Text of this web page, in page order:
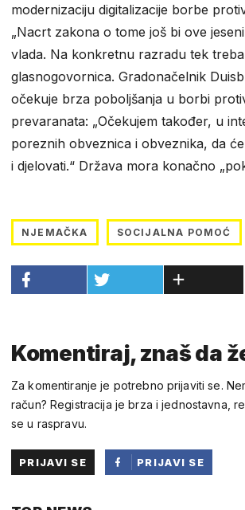
modernizaciju digitalizacije borbe
„Nacrt zakona o tome još bi ove
vlada. Na konkretnu razradu tek
glasnogovornica. Gradonačelnik
očekuje brza poboljšanja u borbi
prevaranata: „Očekujem također, u
poreznih obveznica i obveznika, da
i djelovati.“ Država mora konačno
NJEMAČKA SOCIJALNA POMOĆ
Komentiraj, znaš da
Za komentiranje je potrebno prijaviti se.
račun? Registracija je brza i jednostavna,
se u raspravu.
PRIJAVI SE
PRIJAVI SE